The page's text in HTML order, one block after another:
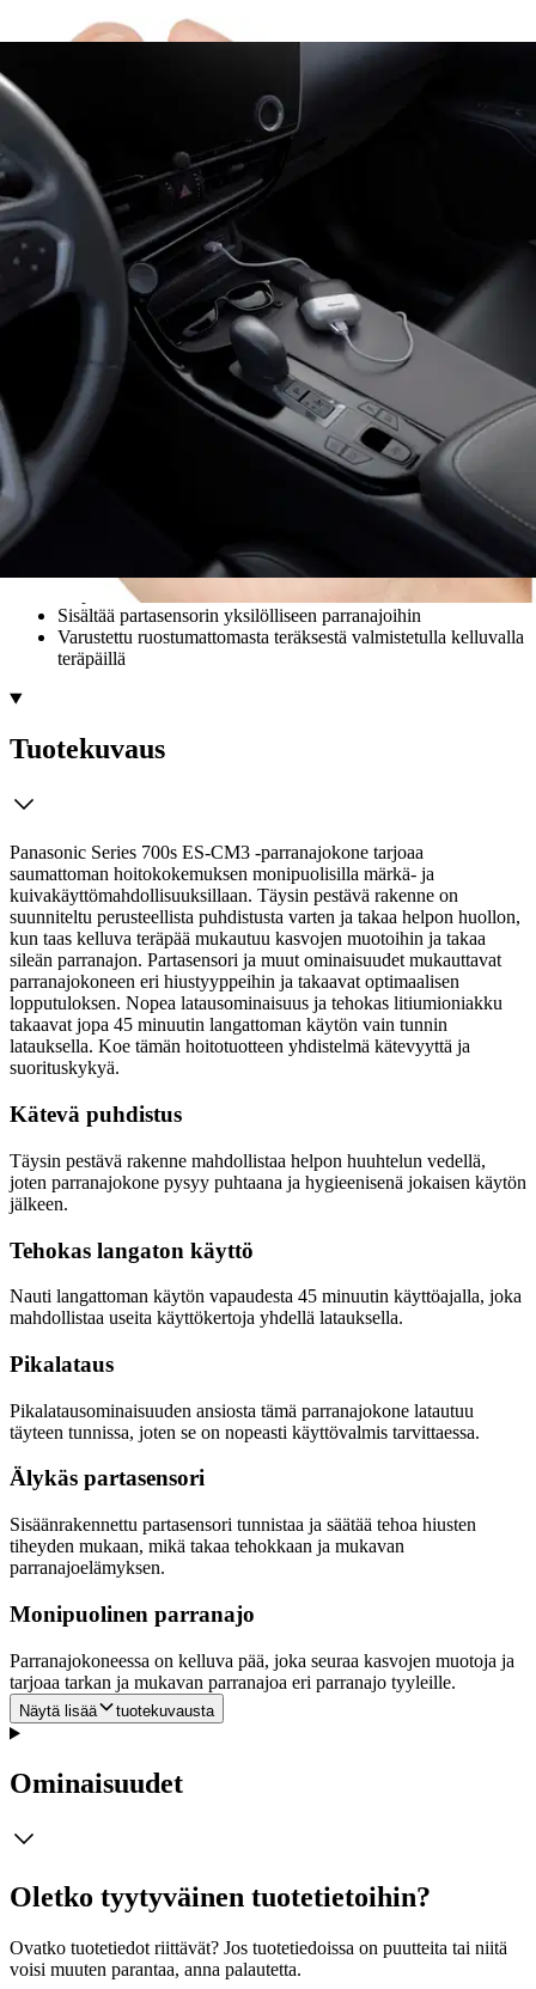
Ilmainen toimitus yli 100 €:n tilauksille
Postin pakettiautomaattiin tai
palvelupisteeseen!
Etu ei koske Suuri‑lisäpalvelulla toimitettavia tuotteita.
Tarkista myymäläsaatavuus
Ei saatavilla
Avainominaisuudet
Täysin pestävä rakenne helpottaa puhdistusta
Johdoton käyttö, 45 minuutin käyttöaika
Nopea latausominaisuus
Sisältää partasensorin yksilölliseen parranajoihin
Varustettu ruostumattomasta teräksestä valmistetulla kelluvalla
teräpäillä
Tuotekuvaus
Panasonic Series 700s ES-CM3 -parranajokone tarjoaa
saumattoman hoitokokemuksen monipuolisilla märkä- ja
kuivakäyttömahdollisuuksillaan. Täysin pestävä rakenne on
suunniteltu perusteellista puhdistusta varten ja takaa helpon huollon,
kun taas kelluva teräpää mukautuu kasvojen muotoihin ja takaa
sileän parranajon. Partasensori ja muut ominaisuudet mukauttavat
parranajokoneen eri hiustyyppeihin ja takaavat optimaalisen
lopputuloksen. Nopea latausominaisuus ja tehokas litiumioniakku
takaavat jopa 45 minuutin langattoman käytön vain tunnin
latauksella. Koe tämän hoitotuotteen yhdistelmä kätevyyttä ja
suorituskykyä.
Kätevä puhdistus
Täysin pestävä rakenne mahdollistaa helpon huuhtelun vedellä,
joten parranajokone pysyy puhtaana ja hygieenisenä jokaisen käytön
jälkeen.
Tehokas langaton käyttö
Nauti langattoman käytön vapaudesta 45 minuutin käyttöajalla, joka
mahdollistaa useita käyttökertoja yhdellä latauksella.
Pikalataus
Pikalatausominaisuuden ansiosta tämä parranajokone latautuu
täyteen tunnissa, joten se on nopeasti käyttövalmis tarvittaessa.
Älykäs partasensori
Sisäänrakennettu partasensori tunnistaa ja säätää tehoa hiusten
tiheyden mukaan, mikä takaa tehokkaan ja mukavan
parranajoelämyksen.
Monipuolinen parranajo
Parranajokoneessa on kelluva pää, joka seuraa kasvojen muotoja ja
tarjoaa tarkan ja mukavan parranajoa eri parranajo tyyleille.
Näytä lisää tuotekuvausta
Ominaisuudet
Oletko tyytyväinen tuotetietoihin?
Ovatko tuotetiedot riittävät? Jos tuotetiedoissa on puutteita tai niitä
voisi muuten parantaa, anna palautetta.